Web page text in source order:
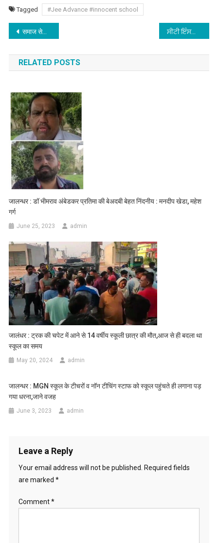
Tagged #Jee Advance #innocent school
Post navigation
समाज सेवी संस्था 2 अक्टूबर को लगाएगी नेत्रदान कैम्प ਸੀਟੀ ਇੰਸਟੀਚਿਊਟ ਆਫ ਹੋਟਲ ਮੈਨੇਜਮੈਂਟ ਵਿਖੇ ਕਰਵਾਇਆ ਗਿਆ “ਦ ਕਿਚਨ ਸਟਾਰ”
RELATED POSTS
जालन्धर : डॉ भीमराव अंबेडकर प्रतिमा की बेअदबी बेहत निंदनीय : मनदीप खेडा, महेश
गर्ग
June 25, 2023 admin
जालंधर : ट्रक की चपेट में आने से 14 वर्षीय स्कूली छात्र की मौत,आज से ही बदला था
स्कूल का समय
May 20, 2024 admin
जालन्धर : MGN स्कूल के टीचरों व नॉन टीचिंग स्टाफ को स्कूल पहुंचते ही लगाना पड़
गया धरना,जाने वजह
June 3, 2023 admin
Leave a Reply
Your email address will not be published. Required fields
are marked *
Comment*